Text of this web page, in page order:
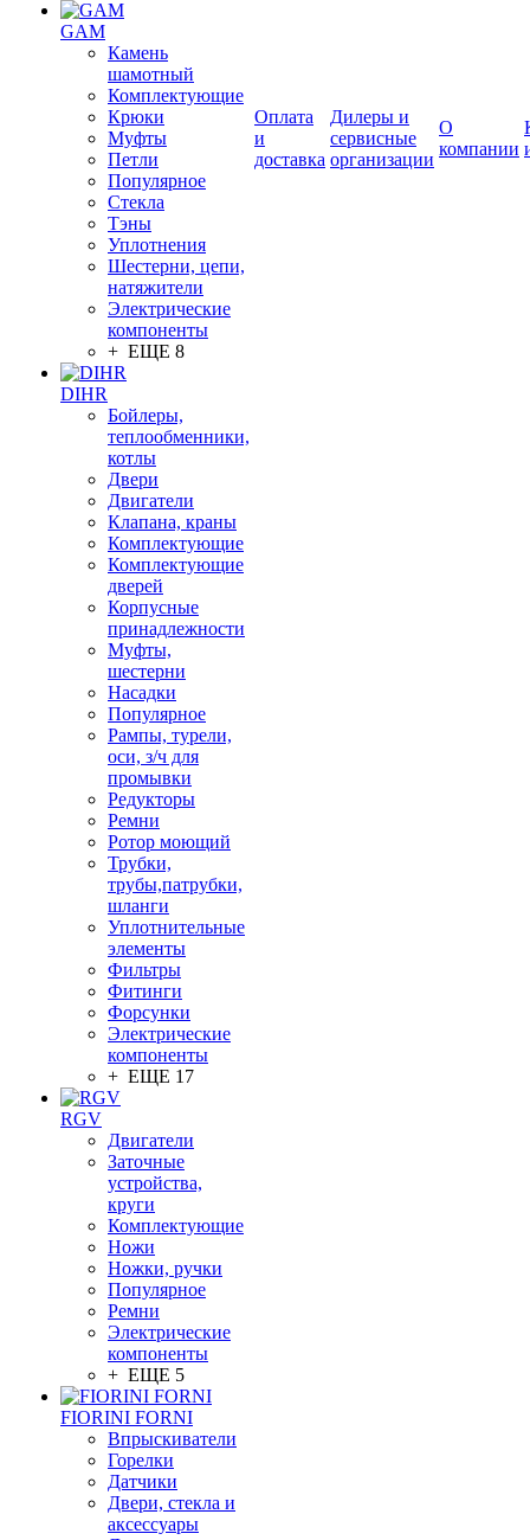
GAM
Камень
шамотный
Комплектующие
Крюки
Муфты
Петли
Популярное
Стекла
Тэны
Уплотнения
Шестерни, цепи,
натяжители
Электрические
компоненты
+ ЕЩЕ 8
DIHR
Бойлеры,
теплообменники,
котлы
Двери
Двигатели
Клапана, краны
Комплектующие
Комплектующие
дверей
Корпусные
принадлежности
Муфты,
шестерни
Насадки
Популярное
Рампы, турели,
оси, з/ч для
промывки
Редукторы
Ремни
Ротор моющий
Трубки,
трубы,патрубки,
шланги
Уплотнительные
элементы
Фильтры
Фитинги
Форсунки
Электрические
компоненты
+ ЕЩЕ 17
RGV
Двигатели
Заточные
устройства,
круги
Комплектующие
Ножи
Ножки, ручки
Популярное
Ремни
Электрические
компоненты
+ ЕЩЕ 5
FIORINI FORNI
Впрыскиватели
Горелки
Датчики
Двери, стекла и
аксессуары
Оплата
и
доставка
Дилеры и
сервисные
организации
О
компании